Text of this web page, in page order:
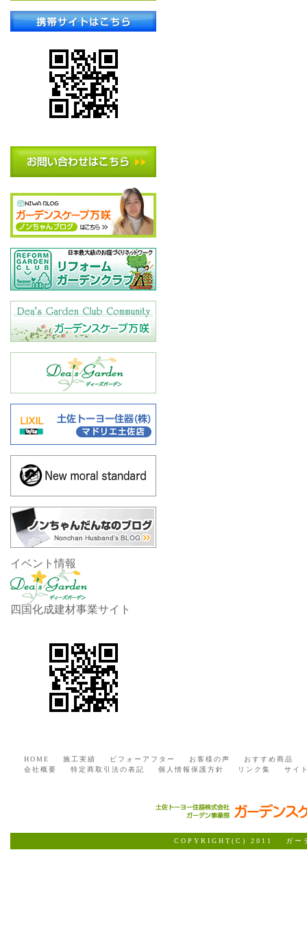
イベント情報
四国化成建材事業サイト
HOME 施工実績 ビフォーアフター お客様の声
おすすめ商品
会社概要
特定商取引法の表記 個人情報保護方針 リンク集 サイ
COPYRIGHT(C) 2011 ガー